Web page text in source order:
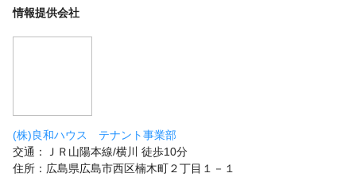
情報提供会社
(株)良和ハウス テナント事業部
交通：ＪＲ山陽本線/横川 徒歩10分
住所：広島県広島市西区楠木町２丁目１－１